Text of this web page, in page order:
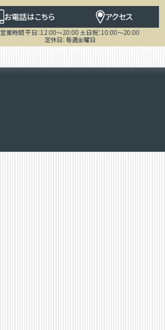
お電話はこちら アクセス
営業時間 平日：12:00～20:00 土日祝：10:00～20:00
定休日：毎週金曜日